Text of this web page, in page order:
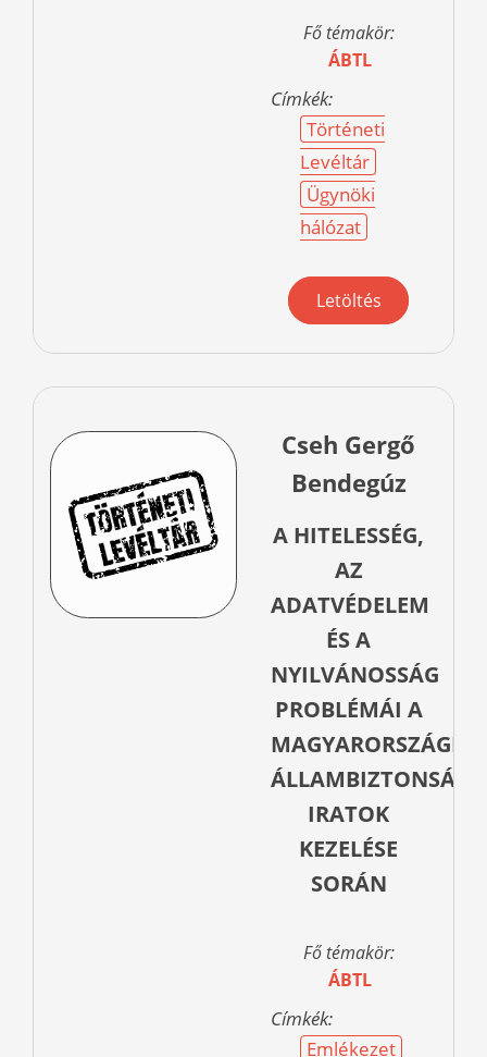
Fő témakör:
ÁBTL
Címkék:
Történeti
Levéltár
Ügynöki
hálózat
Letöltés
Cseh Gergő
Bendegúz
A HITELESSÉG,
AZ
ADATVÉDELEM
ÉS A
NYILVÁNOSSÁG
PROBLÉMÁI A
MAGYARORSZÁGI
ÁLLAMBIZTONSÁGI
IRATOK
KEZELÉSE
SORÁN
Fő témakör:
ÁBTL
Címkék:
Emlékezet